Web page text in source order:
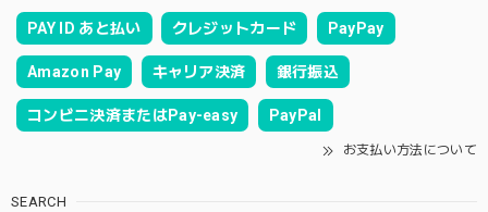
PAY ID あと払い クレジットカード PayPay
Amazon Pay キャリア決済 銀行振込
コンビニ決済またはPay-easy PayPal
お支払い方法について
SEARCH